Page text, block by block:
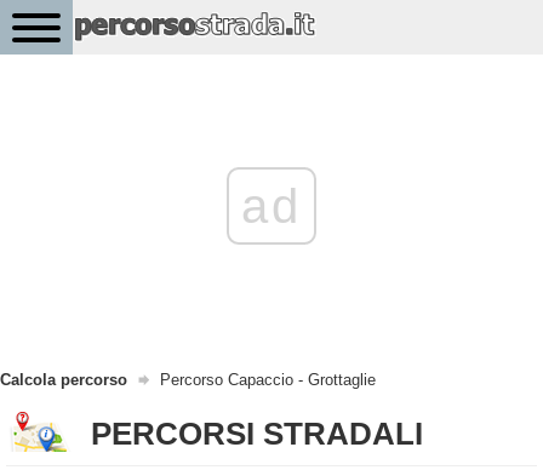
ad
Calcola percorso Percorso Capaccio - Grottaglie
PERCORSI STRADALI